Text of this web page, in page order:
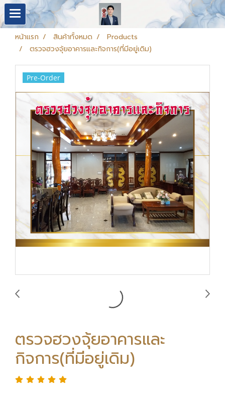
หน้าแรก สินค้าทั้งหมด
Products
ตรวจฮวงจุ้ยอาคารและกิจการ(ที่มีอยู่เดิม)
Pre-Order
ตรวจฮวงจุ้ยอาคารและ
กิจการ(ที่มีอยู่เดิม)